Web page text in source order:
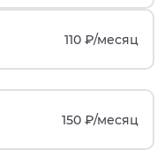
110 ₽/месяц
150 ₽/месяц